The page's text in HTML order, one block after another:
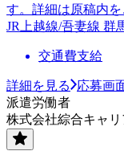
す。詳細は原稿内を
JR上越線/吾妻線 群
交通費支給
詳細を見る
応募画
派遣労働者
株式会社綜合キャ